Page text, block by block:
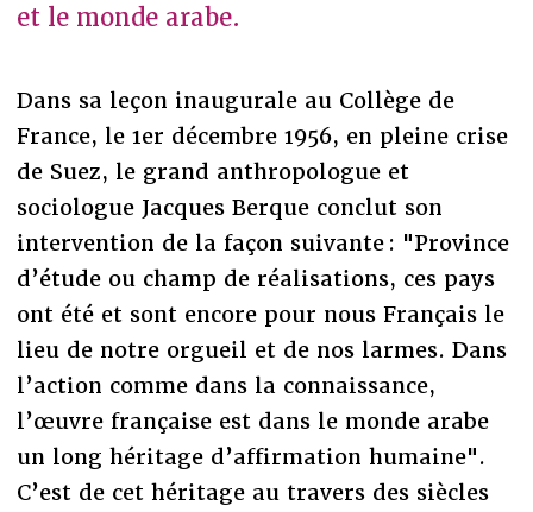
et le monde arabe.
Dans sa leçon inaugurale au Collège de
France, le 1er décembre 1956, en pleine crise
de Suez, le grand anthropologue et
sociologue Jacques Berque conclut son
intervention de la façon suivante : "Province
d’étude ou champ de réalisations, ces pays
ont été et sont encore pour nous Français le
lieu de notre orgueil et de nos larmes. Dans
l’action comme dans la connaissance,
l’œuvre française est dans le monde arabe
un long héritage d’affirmation humaine".
C’est de cet héritage au travers des siècles